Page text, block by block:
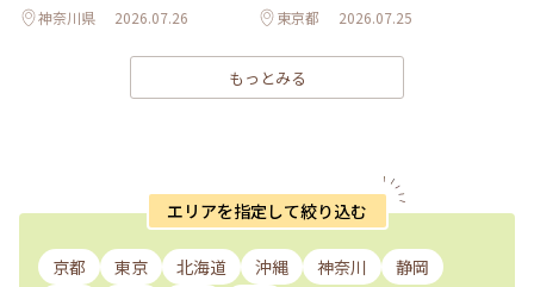
神奈川県 2026.07.26 東京都 2026.07.25
もっとみる
エリアを指定して絞り込む
京都 東京 北海道 沖縄 神奈川
静岡